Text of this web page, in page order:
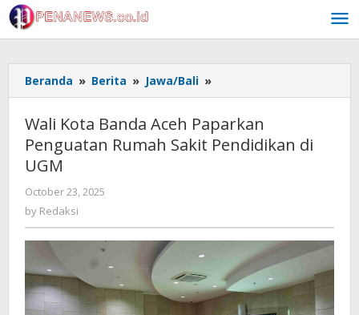
Skip
to
content
Beranda » Berita » Jawa/Bali »
Kota
Aceh
Paparkan
di
Wali Kota Banda Aceh Paparkan
Penguatan Rumah Sakit Pendidikan di
UGM
October 23, 2025
by Redaksi